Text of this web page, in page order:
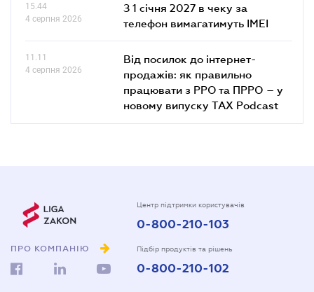
15.44
4 серпня 2026
З 1 січня 2027 в чеку за
телефон вимагатимуть IMEI
11.11
4 серпня 2026
Від посилок до інтернет-
продажів: як правильно
працювати з РРО та ПРРО – у
новому випуску TAX Podcast
ПРО КОМПАНІЮ
Центр підтримки користувачів
0-800-210-103
Підбір продуктів та рішень
0-800-210-102